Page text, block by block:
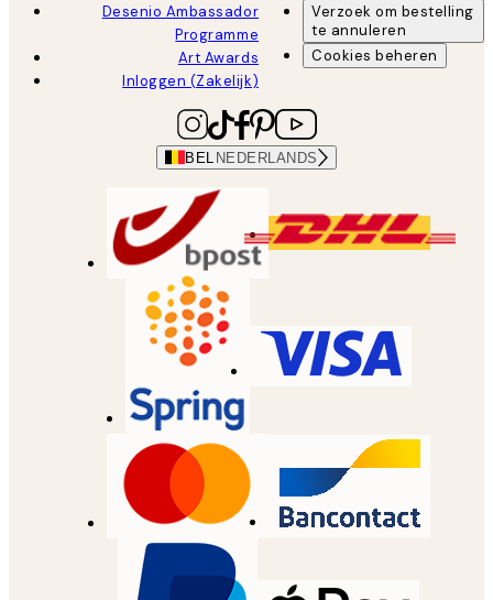
Desenio Ambassador
Programme
Art Awards
Inloggen (Zakelijk)
Verzoek om bestelling
te annuleren
Cookies beheren
BEL NEDERLANDS